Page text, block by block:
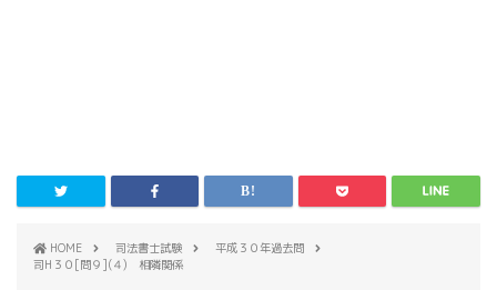
HOME 司法書士試験
平成３０年過去問
司H３０[問９](４) 相隣関係